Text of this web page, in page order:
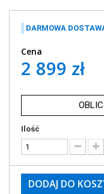
DARMOWA
Cena
2 899 zł
Ilość
DODAJ DO